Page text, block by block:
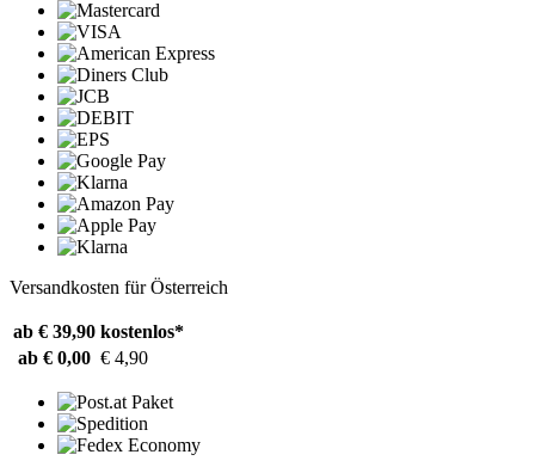
Versandkosten für Österreich
ab € 39,90 kostenlos*
ab € 0,00 € 4,90